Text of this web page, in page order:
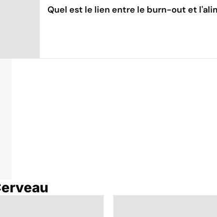
Quel est le lien entre le burn-out et